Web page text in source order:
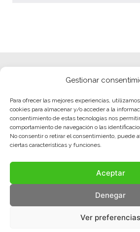
Gestionar
Para ofrecer las mejores experiencias,
cookies para almacenar y/o acceder a la
consentimiento de estas tecnologías nos
comportamiento de navegación o las
No consentir o retirar el consentimiento, puede
ciertas características y funciones.
Aceptar
Denegar
Ver preferencias